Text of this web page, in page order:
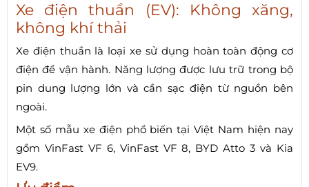
Xe điện thuần (EV): Không xăng,
không khí thải
Xe điện thuần là loại xe sử dụng hoàn toàn động cơ
điện để vận hành. Năng lượng được lưu trữ trong bộ
pin dung lượng lớn và cần sạc điện từ nguồn bên
ngoài.
Một số mẫu xe điện phổ biến tại Việt Nam hiện nay
gồm VinFast VF 6, VinFast VF 8, BYD Atto 3 và Kia
EV9.